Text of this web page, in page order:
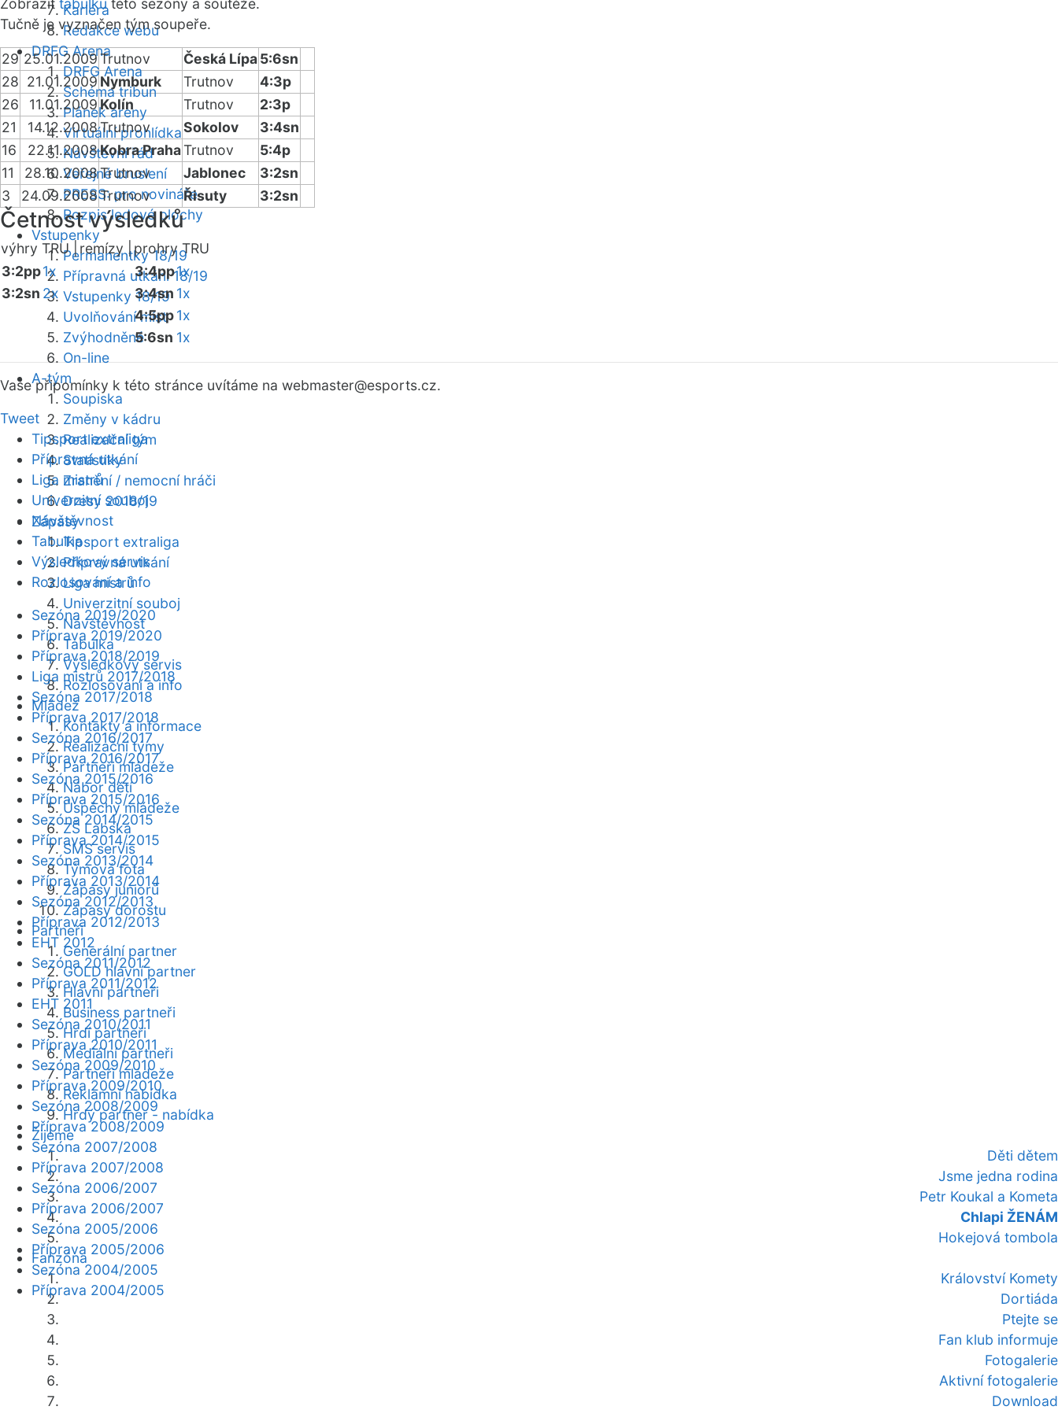
Kariéra
Redakce webu
DRFG Arena
DRFG Arena
Schéma tribun
Plánek areny
Virtuální prohlídka
Návštěvní řád
Veřejné bruslení
PRESS: pro novináře
Rozpis ledové plochy
Vstupenky
Permanentky 18/19
Přípravná utkání 18/19
Vstupenky 18/19
Uvolňování míst
Zvýhodněné
On-line
A-tým
Soupiska
Změny v kádru
Realizační tým
Statistiky
Zranění / nemocní hráči
Dresy 2018/19
Zápasy
Tipsport extraliga
Přípravná utkání
Liga mistrů
Univerzitní souboj
Návštěvnost
Tabulka
Výsledkový servis
Rozlosování a info
Mládež
Kontakty a informace
Realizační týmy
Partneři mládeže
Nábor dětí
Úspěchy mládeže
ZŠ Labská
SMS servis
Týmová fota
Zápasy juniorů
Zápasy dorostu
Partneři
Generální partner
GOLD hlavní partner
Hlavní partneři
Business partneři
Hrdí partneři
Mediální partneři
Partneři mládeže
Reklamní nabídka
Hrdý partner - nabídka
Žijeme
Děti dětem
Jsme jedna rodina
Petr Koukal a Kometa
Chlapi ŽENÁM
Hokejová tombola
Fanzóna
Království Komety
Dortiáda
Ptejte se
Fan klub informuje
Fotogalerie
Aktivní fotogalerie
Download
Zobrazit tabulku této sezóny a soutěže.
Tučně je vyznačen tým soupeře.
29 25.01.2009Trutnov Česká Lípa5:6sn
28 21.01.2009Nymburk Trutnov
4:3p
26
11.01.2009Kolín Trutnov
2:3p
21
14.12.2008Trutnov Sokolov
3:4sn
16
22.11.2008Kobra PrahaTrutnov
5:4p
11
28.10.2008Trutnov Jablonec
3:2sn
3
24.09.2008Trutnov Řisuty 3:2sn
Četnost výsledků
výhry TRU | remízy |prohry TRU
3:2pp1x
3:2sn 2x
3:4pp1x
3:4sn 1x
4:5pp1x
5:6sn 1x
Vaše připomínky k této stránce uvítáme na webmaster@esports.cz.
Tweet
Tipsport extraliga
Přípravná utkání
Liga mistrů
Univerzitní souboj
Návštěvnost
Tabulka
Výsledkový servis
Rozlosování a info
Sezóna 2019/2020
Příprava 2019/2020
Příprava 2018/2019
Liga mistrů 2017/2018
Sezóna 2017/2018
Příprava 2017/2018
Sezóna 2016/2017
Příprava 2016/2017
Sezóna 2015/2016
Příprava 2015/2016
Sezóna 2014/2015
Příprava 2014/2015
Sezóna 2013/2014
Příprava 2013/2014
Sezóna 2012/2013
Příprava 2012/2013
EHT 2012
Sezóna 2011/2012
Příprava 2011/2012
EHT 2011
Sezóna 2010/2011
Příprava 2010/2011
Sezóna 2009/2010
Příprava 2009/2010
Sezóna 2008/2009
Příprava 2008/2009
Sezóna 2007/2008
Příprava 2007/2008
Sezóna 2006/2007
Příprava 2006/2007
Sezóna 2005/2006
Příprava 2005/2006
Sezóna 2004/2005
Příprava 2004/2005